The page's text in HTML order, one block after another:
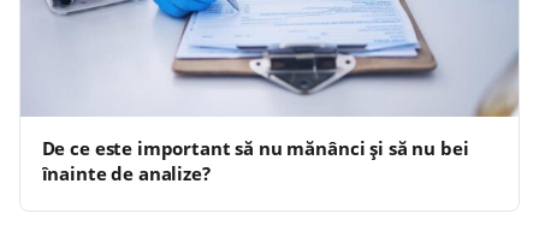
De ce este important să nu mănânci și să nu bei
înainte de analize?